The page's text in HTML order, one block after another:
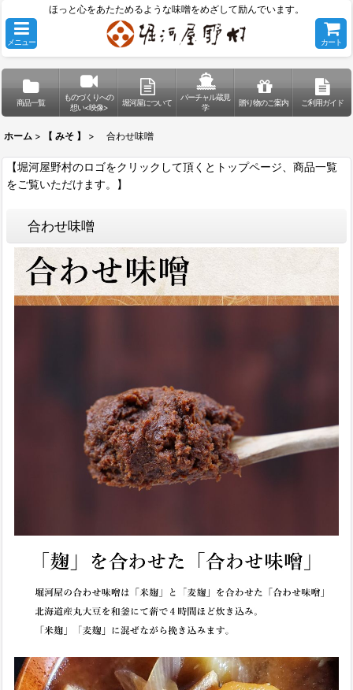
ほっと心をあたためるような味噌をめざして励んでいます。
メニュー カート
商品一覧
ものづくりへの
想い<映像>
堀河屋について
バーチャル蔵見
学
贈り物のご案内 ご利用ガイド
ホーム > 【 みそ 】 > 合わせ味噌
【堀河屋野村のロゴをクリックして頂くとトップページ、商品一覧
をご覧いただけます。】
合わせ味噌